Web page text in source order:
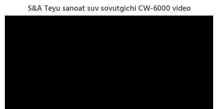
S&A Teyu sanoat suv sovutgichi CW-6000 video